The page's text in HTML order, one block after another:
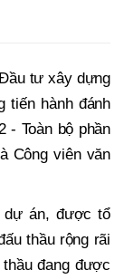
tư xây dựng
tiến hành đánh
- Toàn bộ phần
Công viên văn
dự án, được tổ
thầu rộng rãi
đang được